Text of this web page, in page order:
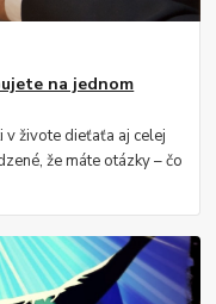
na jednom
živote dieťaťa aj celej
že máte otázky – čo